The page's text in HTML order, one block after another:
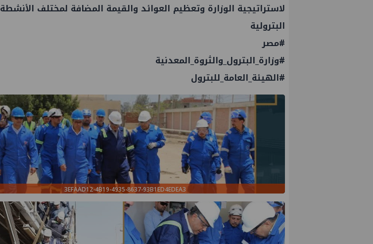
لاستراتيجية الوزارة وتعظيم العوائد والقيمة المضافة لمختلف الأنشطة
البترولية
#مصر
#وزارة_البترول_والثروة_المعدنية
#الهيئة_العامة_للبترول
3EFAAD12-4B19-4935-8637-93B1ED4EDEA3